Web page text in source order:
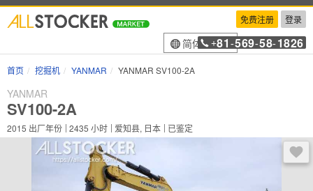
免费注册 登录
简体中文
+81 -569-58-1826
首页 挖掘机 YANMAR YANMAR SV100-2A
YANMAR
SV100-2A
2015 出厂年份 2435 小时 爱知县, 日本 已鉴定
登